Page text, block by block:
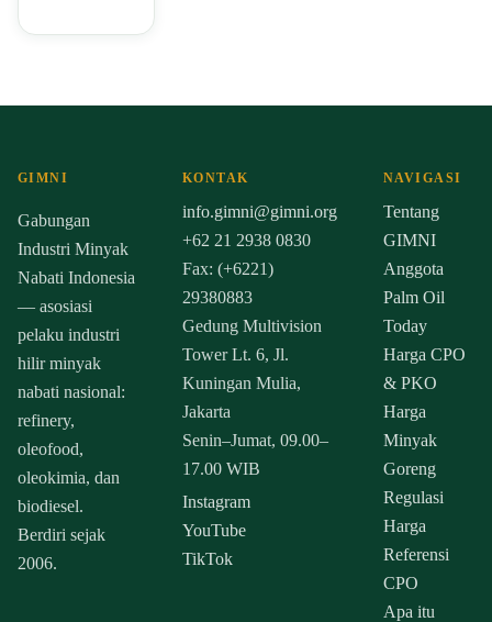
GIMNI
Gabungan
Industri Minyak
Nabati Indonesia
— asosiasi
pelaku industri
hilir minyak
nabati nasional:
refinery,
oleofood,
oleokimia, dan
biodiesel.
Berdiri sejak
2006.
KONTAK
info.gimni@gimni.org
+62 21 2938 0830
Fax: (+6221)
29380883
Gedung Multivision
Tower Lt. 6, Jl.
Kuningan Mulia,
Jakarta
Senin–Jumat, 09.00–
17.00 WIB
Instagram
YouTube
TikTok
NAVIGASI
Tentang
GIMNI
Anggota
Palm Oil
Today
Harga CPO
& PKO
Harga
Minyak
Goreng
Regulasi
Harga
Referensi
CPO
Apa itu